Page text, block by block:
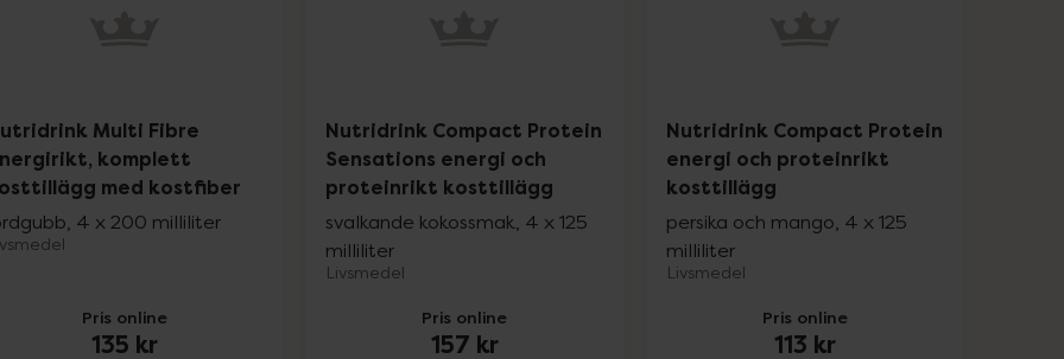
Multi Fibre
komplett
med kostfiber
4 x 200 milliliter
Pris online
135 kr
Nutridrink Compact Protein
Sensations energi och
proteinrikt kosttillägg
svalkande kokossmak, 4 x 125
milliliter
Livsmedel
Pris online
157 kr
Nutridrink Compact Protein
energi och proteinrikt
kosttillägg
persika och mango, 4 x 125
milliliter
Livsmedel
Pris online
113 kr